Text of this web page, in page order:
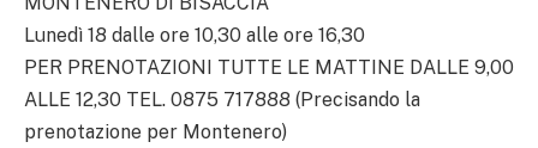
Lunedì 18 dalle ore 10,30 alle ore 16,30
PER PRENOTAZIONI TUTTE LE MATTINE DALLE 9,00
ALLE 12,30 TEL. 0875 717888 (Precisando la
prenotazione per Montenero)